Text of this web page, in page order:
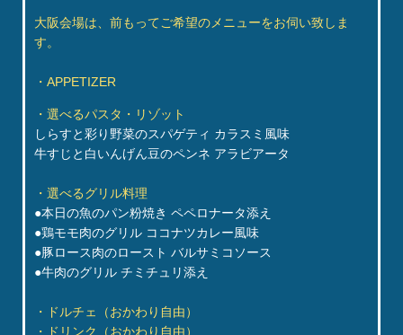
大阪会場は、前もってご希望のメニューをお伺い致しま
す。
・APPETIZER
・選べるパスタ・リゾット
しらすと彩り野菜のスパゲティ カラスミ風味
牛すじと白いんげん豆のペンネ アラビアータ
・選べるグリル料理
●本日の魚のパン粉焼き ペペロナータ添え
●鶏モモ肉のグリル ココナツカレー風味
●豚ロース肉のロースト バルサミコソース
●牛肉のグリル チミチュリ添え
・ドルチェ（おかわり自由）
・ドリンク（おかわり自由）